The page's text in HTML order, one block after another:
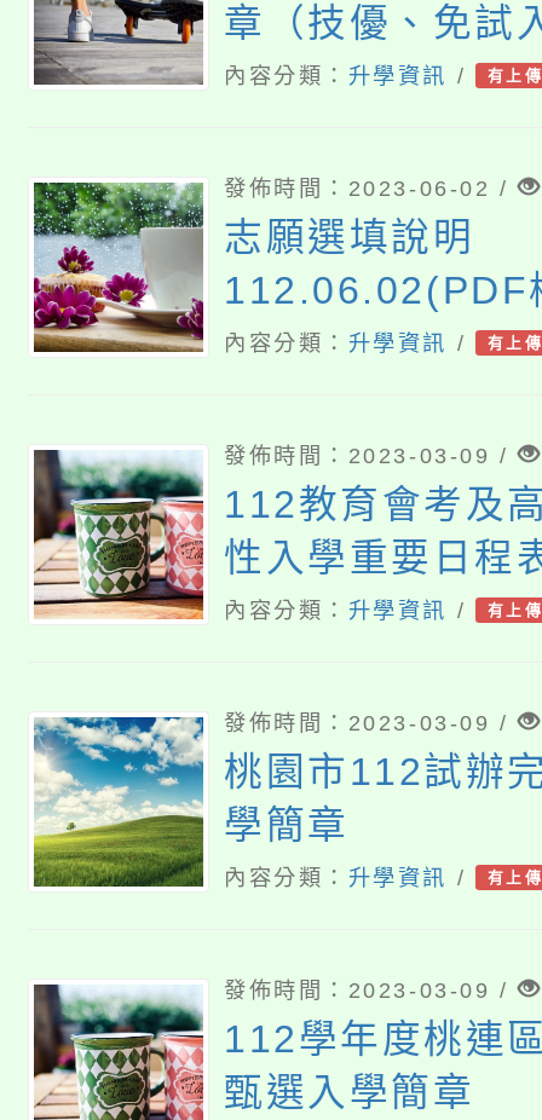
章（技優、免試
技能、特招專業
內容分類： 升學資訊 / 有上
發佈時間：2023-06-02 /
志願選填說明
112.06.02(PDF
內容分類： 升學資訊 / 有上
發佈時間：2023-03-09 /
112教育會考及
性入學重要日程
內容分類： 升學資訊 / 有上
發佈時間：2023-03-09 /
桃園市112試辦
學簡章
內容分類： 升學資訊 / 有上
發佈時間：2023-03-09 /
112學年度桃連
甄選入學簡章